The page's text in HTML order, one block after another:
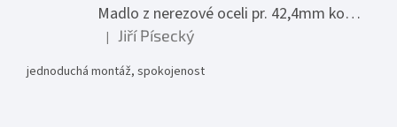
Madlo z nerezové oceli pr. 42,4mm komplet - model 0116 - 3000mm
Hodnocení produktu je 5 z 5 hvězdiček.
| Jiří Písecký
jednoduchá montáž, spokojenost